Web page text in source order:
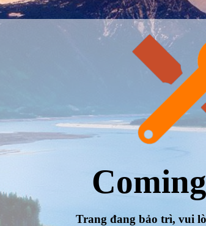
Trang đang bảo trì, vui